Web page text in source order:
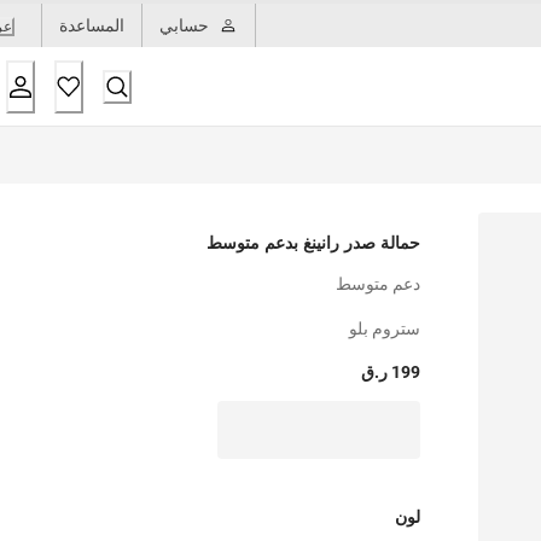
حسابي المساعدة
حمالة صدر رانينغ بدعم متوسط
دعم متوسط
ستروم بلو
199 ر.ق
لون